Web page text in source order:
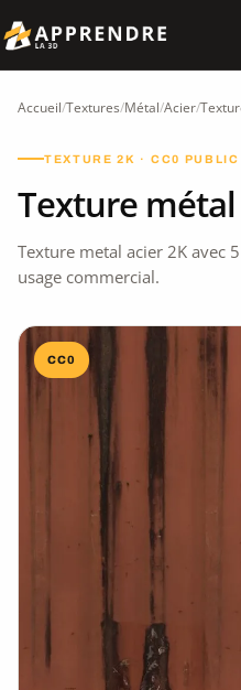
Accueil/Textures/Métal/Acier/
TEXTURE 2K · CC0 PUBLIC
Texture métal
Texture metal acier 2K avec
usage commercial.
CC0